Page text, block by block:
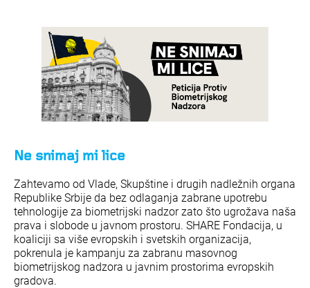
Ne snimaj mi lice
Zahtevamo od Vlade, Skupštine i drugih nadležnih organa
Republike Srbije da bez odlaganja zabrane upotrebu
tehnologije za biometrijski nadzor zato što ugrožava naša
prava i slobode u javnom prostoru. SHARE Fondacija, u
koaliciji sa više evropskih i svetskih organizacija,
pokrenula je kampanju za zabranu masovnog
biometrijskog nadzora u javnim prostorima evropskih
gradova.